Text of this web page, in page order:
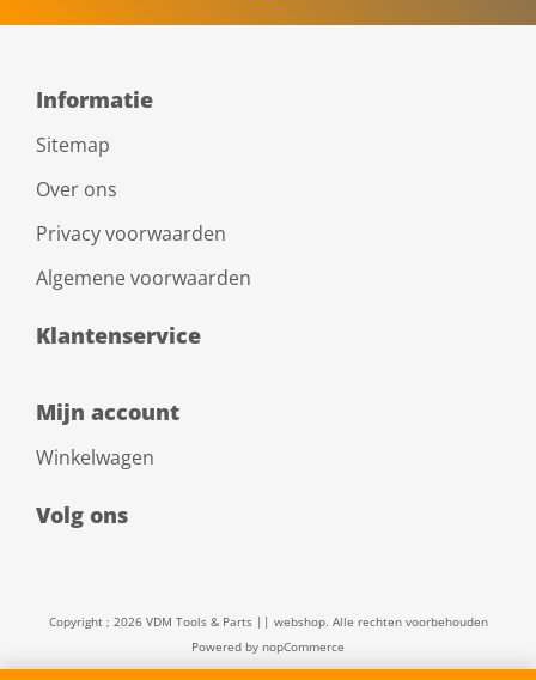
Informatie
Sitemap
Over ons
Privacy voorwaarden
Algemene voorwaarden
Klantenservice
Mijn account
Winkelwagen
Volg ons
Copyright ; 2026 VDM Tools & Parts || webshop. Alle rechten voorbehouden
Powered by nopCommerce